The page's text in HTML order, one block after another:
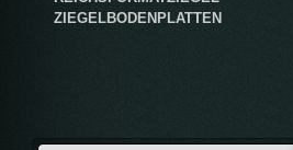
ZIEGELBODENPLATTEN